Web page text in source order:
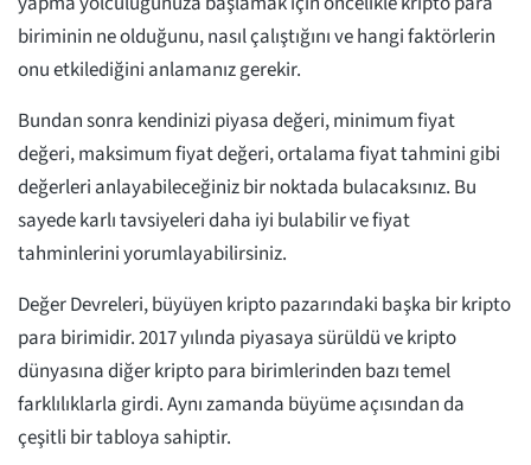
biriminin ne olduğunu, nasıl çalıştığını ve hangi faktörlerin
onu etkilediğini anlamanız gerekir.
Bundan sonra kendinizi piyasa değeri, minimum fiyat
değeri, maksimum fiyat değeri, ortalama fiyat tahmini gibi
değerleri anlayabileceğiniz bir noktada bulacaksınız. Bu
sayede karlı tavsiyeleri daha iyi bulabilir ve fiyat
tahminlerini yorumlayabilirsiniz.
Değer Devreleri, büyüyen kripto pazarındaki başka bir kripto
para birimidir. 2017 yılında piyasaya sürüldü ve kripto
dünyasına diğer kripto para birimlerinden bazı temel
farklılıklarla girdi. Aynı zamanda büyüme açısından da
çeşitli bir tabloya sahiptir.